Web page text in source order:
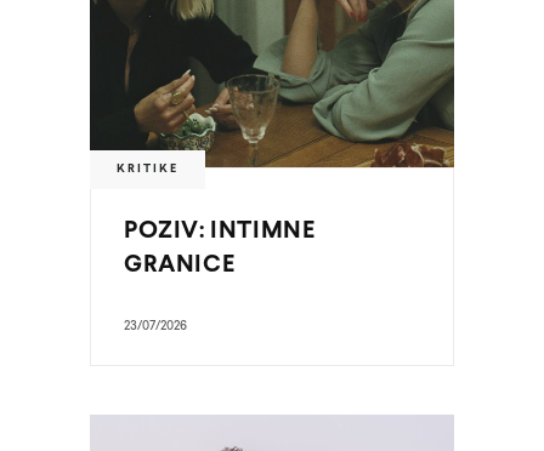
KRITIKE
POZIV: INTIMNE
GRANICE
23/07/2026